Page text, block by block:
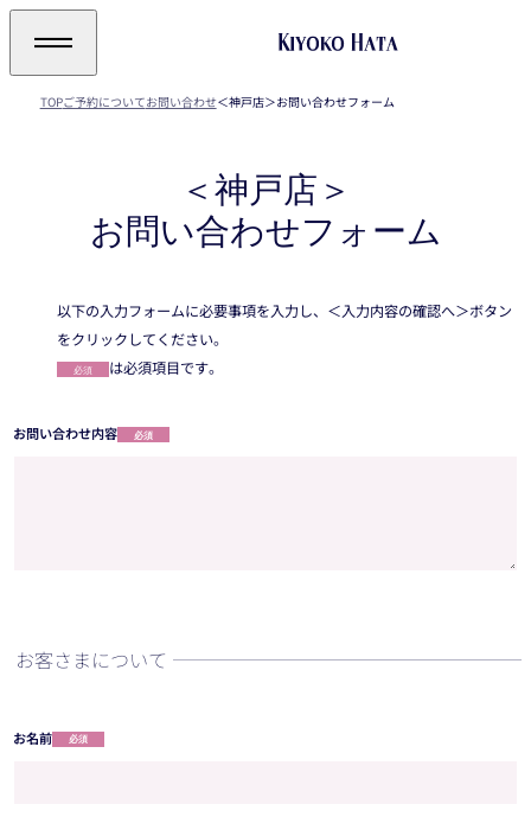
TOPご予約についてお問い合わせ＜神戸店＞お問い合わせフォーム
＜神戸店＞
お問い合わせフォーム
以下の入力フォームに必要事項を入力し、＜入力内容の確認へ＞ボタン
をクリックしてください。
必須 は必須項目です。
お問い合わせ内容 必須
お客さまについて
お名前 必須